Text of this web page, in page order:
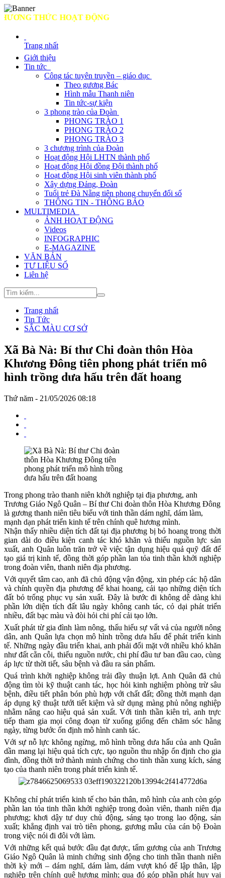
THỨC HOẠT ĐỘNG
Trang nhất
Giới thiệu
Tin tức
Công tác tuyên truyền – giáo dục
Theo gương Bác
Hình mẫu Thanh niên
Tin tức-sự kiện
3 phong trào của Đoàn
PHONG TRÀO 1
PHONG TRÀO 2
PHONG TRÀO 3
3 chương trình của Đoàn
Hoạt động Hội LHTN thành phố
Hoạt động Hội đồng Đội thành phố
Hoạt động Hội sinh viên thành phố
Xây dựng Đảng, Đoàn
Tuổi trẻ Đà Nẵng tiên phong chuyển đổi số
THÔNG TIN - THÔNG BÁO
MULTIMEDIA
ẢNH HOẠT ĐỘNG
Videos
INFOGRAPHIC
E-MAGAZINE
VĂN BẢN
TƯ LIỆU SỐ
Liên hệ
Trang nhất
Tin Tức
SẮC MÀU CƠ SỞ
Xã Bà Nà: Bí thư Chi đoàn thôn Hòa
Khương Đông tiên phong phát triển mô
hình trồng dưa hấu trên đất hoang
Thứ năm - 21/05/2026 08:18
Trong phong trào thanh niên khởi nghiệp tại địa phương, anh
Trương Giáo Ngô Quân – Bí thư Chi đoàn thôn Hòa Khương Đông
là gương thanh niên tiêu biểu với tinh thần dám nghĩ, dám làm,
mạnh dạn phát triển kinh tế trên chính quê hương mình.
Nhận thấy nhiều diện tích đất tại địa phương bị bỏ hoang trong thời
gian dài do điều kiện canh tác khó khăn và thiếu nguồn lực sản
xuất, anh Quân luôn trăn trở về việc tận dụng hiệu quả quỹ đất để
tạo giá trị kinh tế, đồng thời góp phần lan tỏa tinh thần khởi nghiệp
trong đoàn viên, thanh niên địa phương.
Với quyết tâm cao, anh đã chủ động vận động, xin phép các hộ dân
và chính quyền địa phương để khai hoang, cải tạo những diện tích
đất bỏ trống phục vụ sản xuất. Đây là bước đi không dễ dàng khi
phần lớn diện tích đất lâu ngày không canh tác, cỏ dại phát triển
nhiều, đất bạc màu và đòi hỏi chi phí cải tạo lớn.
Xuất phát từ gia đình làm nông, thấu hiểu sự vất vả của người nông
dân, anh Quân lựa chọn mô hình trồng dưa hấu để phát triển kinh
tế. Những ngày đầu triển khai, anh phải đối mặt với nhiều khó khăn
như đất cằn cỗi, thiếu nguồn nước, chi phí đầu tư ban đầu cao, cùng
áp lực từ thời tiết, sâu bệnh và đầu ra sản phẩm.
Quá trình khởi nghiệp không trải đầy thuận lợi. Anh Quân đã chủ
động tìm tòi kỹ thuật canh tác, học hỏi kinh nghiệm phòng trừ sâu
bệnh, điều tiết phân bón phù hợp với chất đất; đồng thời mạnh dạn
áp dụng kỹ thuật tưới tiết kiệm và sử dụng màng phủ nông nghiệp
nhằm nâng cao hiệu quả sản xuất. Với tinh thần kiên trì, anh trực
tiếp tham gia mọi công đoạn từ xuống giống đến chăm sóc hằng
ngày, từng bước ổn định mô hình canh tác.
Với sự nỗ lực không ngừng, mô hình trồng dưa hấu của anh Quân
dần mang lại hiệu quả tích cực, tạo nguồn thu nhập ổn định cho gia
đình, đồng thời trở thành minh chứng cho tinh thần xung kích, sáng
tạo của thanh niên trong phát triển kinh tế.
Không chỉ phát triển kinh tế cho bản thân, mô hình của anh còn góp
phần lan tỏa tinh thần khởi nghiệp trong đoàn viên, thanh niên địa
phương; khơi dậy tư duy chủ động, sáng tạo trong lao động, sản
xuất; khẳng định vai trò tiên phong, gương mẫu của cán bộ Đoàn
trong việc nói đi đôi với làm.
Với những kết quả bước đầu đạt được, tấm gương của anh Trương
Giáo Ngô Quân là minh chứng sinh động cho tinh thần thanh niên
thời kỳ mới – dám nghĩ, dám làm, dám vượt khó để lập thân, lập
nghiệp trên chính quê hương mình; qua đó góp phần phát huy vai